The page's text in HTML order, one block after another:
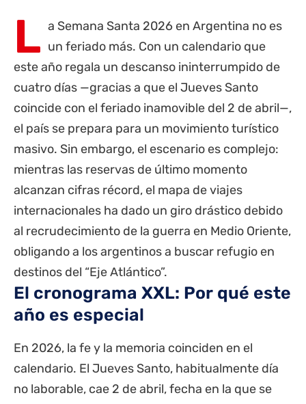
L a Semana Santa 2026 en Argentina no es
un feriado más. Con un calendario que
este año regala un descanso ininterrumpido de
cuatro días —gracias a que el Jueves Santo
coincide con el feriado inamovible del 2 de abril—,
el país se prepara para un movimiento turístico
masivo. Sin embargo, el escenario es complejo:
mientras las reservas de último momento
alcanzan cifras récord, el mapa de viajes
internacionales ha dado un giro drástico debido
al recrudecimiento de la guerra en Medio Oriente,
obligando a los argentinos a buscar refugio en
destinos del “Eje Atlántico”.
El cronograma XXL: Por qué este
año es especial
En 2026, la fe y la memoria coinciden en el
calendario. El Jueves Santo, habitualmente día
no laborable, cae 2 de abril, fecha en la que se